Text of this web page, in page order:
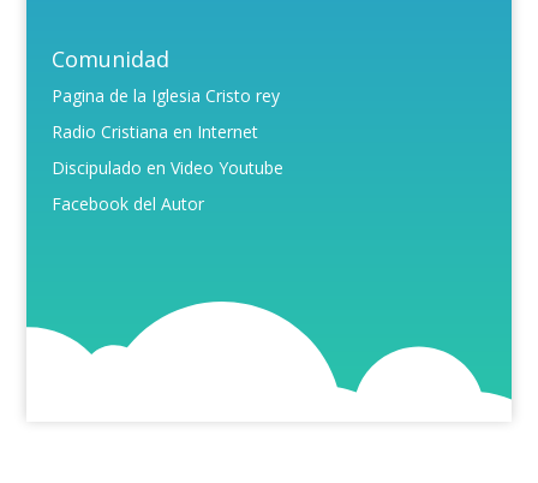
Comunidad
Pagina de la Iglesia Cristo rey
Radio Cristiana en Internet
Discipulado en Video Youtube
Facebook del Autor